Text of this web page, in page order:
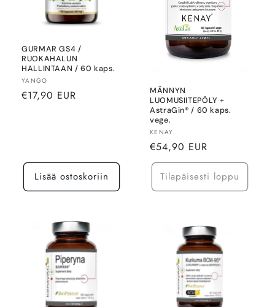
GURMAR GS4 /
RUOKAHALUN
HALLINTAAN / 60 kaps.
Myyjä:
YANGO
Normaalihinta
€17,90 EUR
Lisää ostoskoriin
MÄNNYN
LUOMUSIITEPÖLY +
AstraGin® / 60 kaps.
vege.
Myyjä:
KENAY
Normaalihinta
€54,90 EUR
Tilapäisesti loppu